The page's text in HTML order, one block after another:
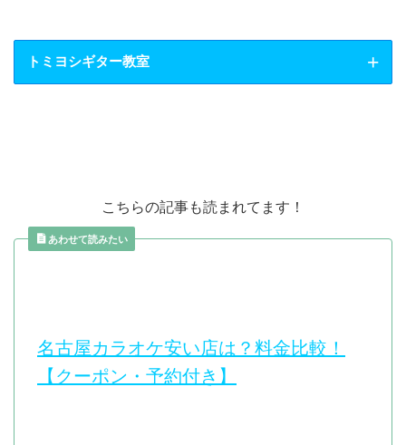
古屋駅前教室】の公式ページ
はこちら
【カノンミュージックスクー
トミヨシギター教室
こちらの記事も読まれてます！
あわせて読みたい
名古屋カラオケ安い店は？料金比較！
【クーポン・予約付き】